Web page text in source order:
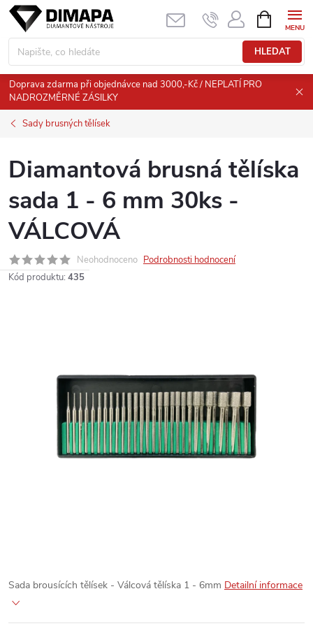
Přejít
obsah
HLEDAT
NÁKUPNÍ
KOŠÍK
Doprava zdarma při objednávce nad 3000,-Kč / NEPLATÍ PRO
NADROZMĚRNÉ ZÁSILKY
Sady brusných tělísek
Diamantová brusná tělíska
sada 1 - 6 mm 30ks -
VÁLCOVÁ
Neohodnoceno Podrobnosti hodnocení
Kód produktu: 435
Sada brousících tělísek - Válcová tělíska 1 - 6mm Detailní informace